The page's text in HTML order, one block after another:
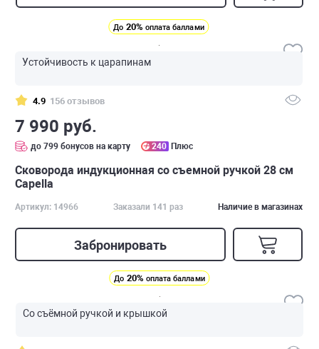
До 20% оплата баллами
Устойчивость к царапинам
4.9 156 отзывов
7 990 руб.
до 799 бонусов на карту 240 Плюс
Cковорода индукционная со съемной ручкой 28 см
Capella
Артикул: 14966 Заказали 141 раз Наличие в магазинах
Забронировать
До 20% оплата баллами
Со съёмной ручкой и крышкой